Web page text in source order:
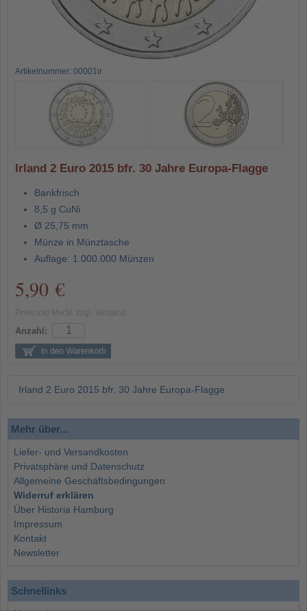
Artikelnummer: 00001ir
Irland 2 Euro 2015 bfr. 30 Jahre Europa-Flagge
Bankfrisch
8,5 g CuNi
Ø 25,75 mm
Münze in Münztasche
Auflage: 1.000.000 Münzen
5,90 €
Anzahl:
Irland 2 Euro 2015 bfr. 30 Jahre Europa-Flagge
Mehr über...
Liefer- und Versandkosten
Privatsphäre und Datenschutz
Allgemeine Geschäftsbedingungen
Widerruf erklären
Über Historia Hamburg
Impressum
Kontakt
Newsletter
Schnellinks